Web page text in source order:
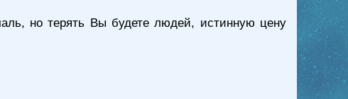
но терять Вы будете людей, истинную цену